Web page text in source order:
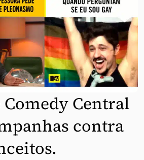
Comedy Central
contra